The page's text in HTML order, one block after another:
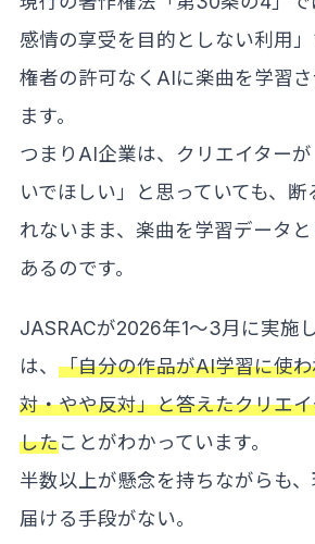
感情の享受を目的としない利用
権者の許可なくAIに楽曲を学習
ます。
つまりAI企業は、クリエイター
いでほしい」と思っていても、
れないまま、楽曲を学習データ
あるのです。
JASRACが2026年1～3月に実施
は、 「自分の作品がAI学習に使
対・やや反対」と答えたクリエ
したことがわかっています。
半数以上が懸念を持ちながらも
届ける手段がない。